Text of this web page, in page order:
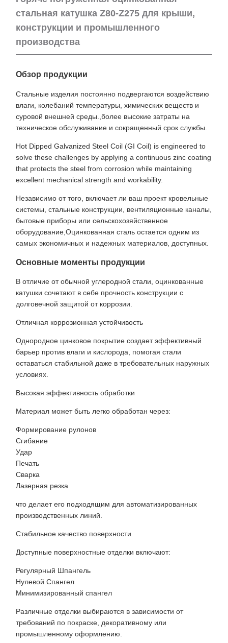
стальная катушка Z80-Z275 для крыши,
конструкции и промышленного
производства
Обзор продукции
Стальные изделия постоянно подвергаются воздействию
влаги, колебаний температуры, химических веществ и
суровой внешней среды.,более высокие затраты на
техническое обслуживание и сокращенный срок службы.
Hot Dipped Galvanized Steel Coil (GI Coil) is engineered to
solve these challenges by applying a continuous zinc coating
that protects the steel from corrosion while maintaining
excellent mechanical strength and workability.
Независимо от того, включает ли ваш проект кровельные
системы, стальные конструкции, вентиляционные каналы,
бытовые приборы или сельскохозяйственное
оборудование,Оцинкованная сталь остается одним из
самых экономичных и надежных материалов, доступных.
Основные моменты продукции
В отличие от обычной углеродной стали, оцинкованные
катушки сочетают в себе прочность конструкции с
долговечной защитой от коррозии.
Отличная коррозионная устойчивость
Однородное цинковое покрытие создает эффективный
барьер против влаги и кислорода, помогая стали
оставаться стабильной даже в требовательных наружных
условиях.
Высокая эффективность обработки
Материал может быть легко обработан через:
Формирование рулонов
Сгибание
Удар
Печать
Сварка
Лазерная резка
что делает его подходящим для автоматизированных
производственных линий.
Стабильное качество поверхности
Доступные поверхностные отделки включают:
Регулярный Шпангель
Нулевой Спангел
Минимизированный спангел
Различные отделки выбираются в зависимости от
требований по покраске, декоративному или
промышленному оформлению.